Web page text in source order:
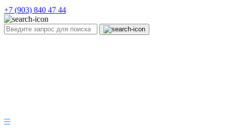
+7 (903) 840 47 44